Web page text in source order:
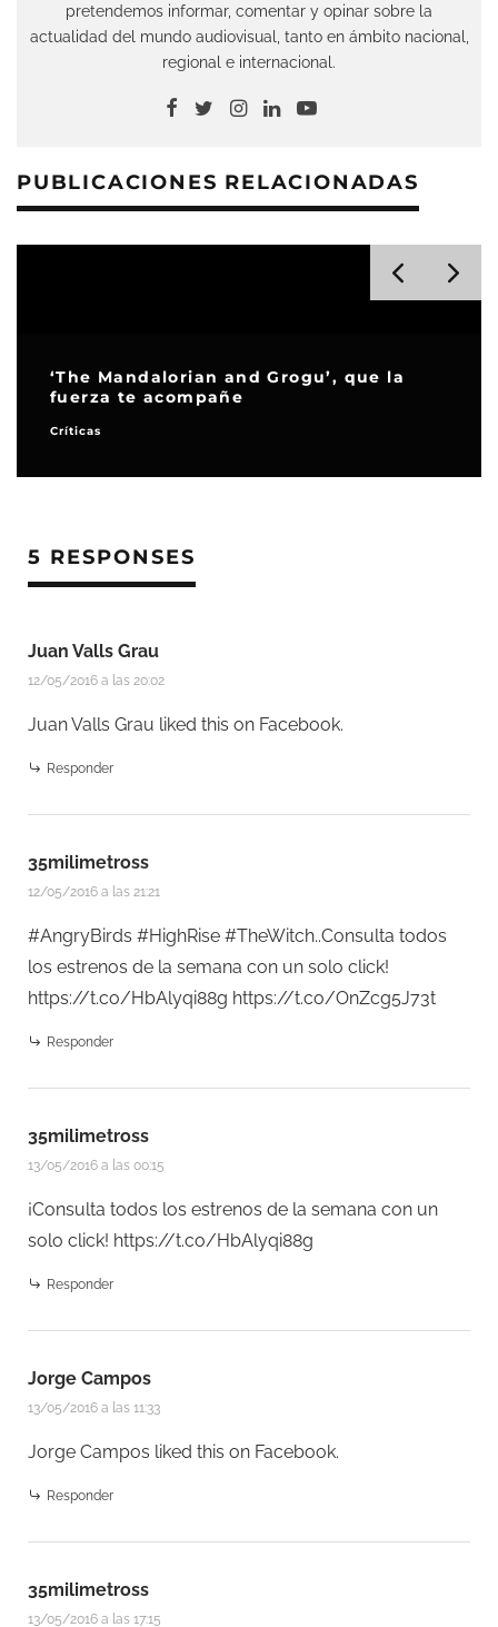
pretendemos informar, comentar y opinar sobre la
actualidad del mundo audiovisual, tanto en ámbito nacional,
regional e internacional.
PUBLICACIONES RELACIONADAS
‘The Mandalorian and Grogu’, que la
fuerza te acompañe
Críticas
5 RESPONSES
Juan Valls Grau
12/05/2016 a las 20:02
Juan Valls Grau liked this on Facebook.
Responder
35milimetross
12/05/2016 a las 21:21
#AngryBirds #HighRise #TheWitch..Consulta todos
los estrenos de la semana con un solo click!
https://t.co/HbAlyqi88g https://t.co/OnZcg5J73t
Responder
35milimetross
13/05/2016 a las 00:15
¡Consulta todos los estrenos de la semana con un
solo click! https://t.co/HbAlyqi88g
Responder
Jorge Campos
13/05/2016 a las 11:33
Jorge Campos liked this on Facebook.
Responder
35milimetross
13/05/2016 a las 17:15